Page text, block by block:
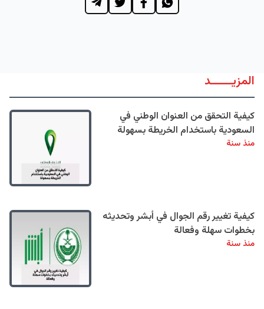
المزيــــــد
كيفية التحقق من العنوان الوطني في
السعودية باستخدام الخريطة بسهولة
منذ سنة
كيفية تغيير رقم الجوال في أبشر وتحديثه
بخطوات سهلة وفعالة
منذ سنة